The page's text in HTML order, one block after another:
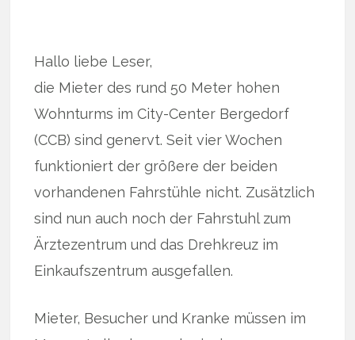
Hallo liebe Leser,
die Mieter des rund 50 Meter hohen
Wohnturms im City-Center Bergedorf
(CCB) sind genervt. Seit vier Wochen
funktioniert der größere der beiden
vorhandenen Fahrstühle nicht. Zusätzlich
sind nun auch noch der Fahrstuhl zum
Ärztezentrum und das Drehkreuz im
Einkaufszentrum ausgefallen.
Mieter, Besucher und Kranke müssen im